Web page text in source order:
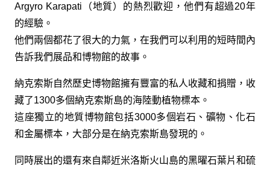
Argyro Karapati（地質）的熱烈歡迎，他們有超過20年
的經驗。
他們兩個都花了很大的力氣，在我們可以利用的短時間內
告訴我們展品和博物館的故事。
納克索斯自然歷史博物館擁有豐富的私人收藏和捐贈，收
藏了1300多個納克索斯島的海陸動植物標本。
這座獨立的地質博物館包括3000多個岩石、礦物、化石
和金屬標本，大部分是在納克索斯島發現的。
同時展出的還有來自鄰近米洛斯火山島的黑曜石葉片和硫